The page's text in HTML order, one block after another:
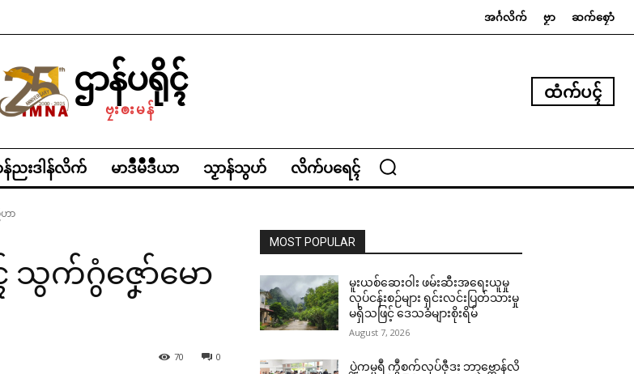
အၚ်္ဂလိက် ဗၟာ ဆက်စၠောံ
ဌာန်ပရိုၚ်
ဗၠးၜးမန်
ထံက်ပၚ်
ညးဒါန်လိက် မာဒဳမဳဒဳယာ သၟာန်သွဟ် လိက်ပရေၚ်
ာ
က်ဂွံဇၞော်မော
0
70
MOST POPULAR
မူးယစ်ဆေးဝါး ဖမ်းဆီးအရေးယူမှု
လုပ်ငန်းစဉ်များ ရှင်းလင်းပြတ်သားမှု
မရှိသဖြင့် ဒေသခံများစိုးရိမ်
August 7, 2026
ပ္ဍဲကမ္မရဳ ကွဳစက်လုပ်ဇီုဒး ဘာဗ္တောန်လိ